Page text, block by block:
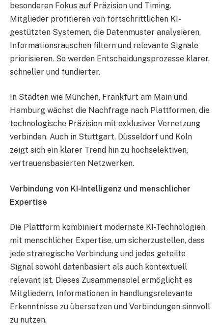
besonderen Fokus auf Präzision und Timing.
Mitglieder profitieren von fortschrittlichen KI-
gestützten Systemen, die Datenmuster analysieren,
Informationsrauschen filtern und relevante Signale
priorisieren. So werden Entscheidungsprozesse klarer,
schneller und fundierter.
In Städten wie München, Frankfurt am Main und
Hamburg wächst die Nachfrage nach Plattformen, die
technologische Präzision mit exklusiver Vernetzung
verbinden. Auch in Stuttgart, Düsseldorf und Köln
zeigt sich ein klarer Trend hin zu hochselektiven,
vertrauensbasierten Netzwerken.
Verbindung von KI-Intelligenz und menschlicher
Expertise
Die Plattform kombiniert modernste KI-Technologien
mit menschlicher Expertise, um sicherzustellen, dass
jede strategische Verbindung und jedes geteilte
Signal sowohl datenbasiert als auch kontextuell
relevant ist. Dieses Zusammenspiel ermöglicht es
Mitgliedern, Informationen in handlungsrelevante
Erkenntnisse zu übersetzen und Verbindungen sinnvoll
zu nutzen.